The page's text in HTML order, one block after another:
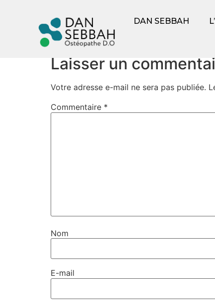
DAN SEBBAH
Bonjour tout le
Bienvenue sur WordPress. Ceci est votre
Laisser un
Votre adresse e-mail ne sera pas publiée.
Commentaire *
Nom
E-mail